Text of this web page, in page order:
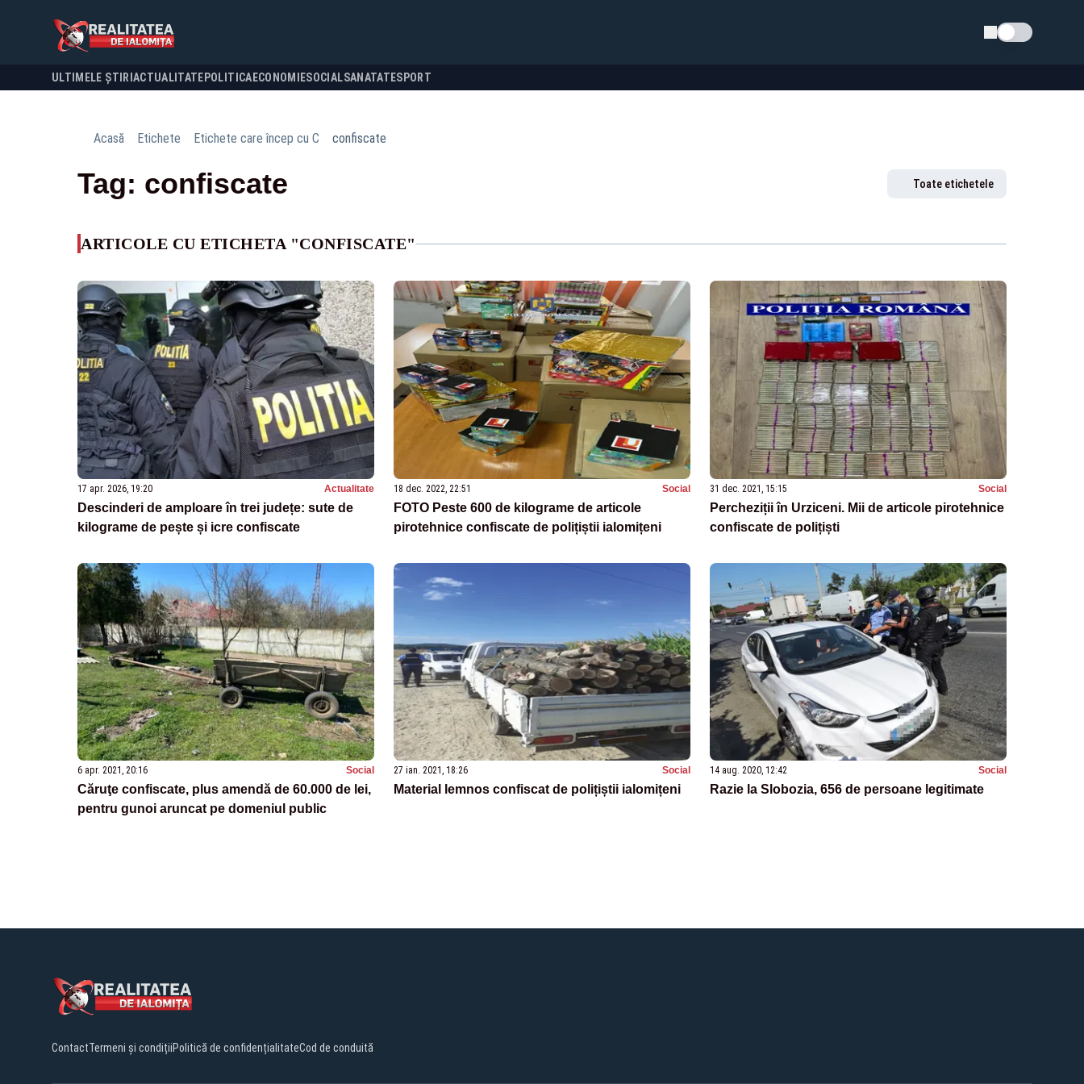
Schimba tema
ULTIMELE ȘTIRI ACTUALITATE POLITICA ECONOMIESOCIALSANATATESPORT
Acasă Etichete Etichete care încep cu C confiscate
Tag: confiscate Toate etichetele
ARTICOLE CU ETICHETA "CONFISCATE"
17 apr. 2026, 19:20 Actualitate
Descinderi de amploare în trei județe: sute de
kilograme de pește și icre confiscate
18 dec. 2022, 22:51 Social
FOTO Peste 600 de kilograme de articole
pirotehnice confiscate de polițiștii ialomițeni
31 dec. 2021, 15:15 Social
Percheziții în Urziceni. Mii de articole pirotehnice
confiscate de polițiști
6 apr. 2021, 20:16 Social
Căruţe confiscate, plus amendă de 60.000 de lei,
pentru gunoi aruncat pe domeniul public
27 ian. 2021, 18:26 Social
Material lemnos confiscat de polițiștii ialomițeni
14 aug. 2020, 12:42 Social
Razie la Slobozia, 656 de persoane legitimate
ContactTermeni și condițiiPolitică de confidențialitateCod de conduită